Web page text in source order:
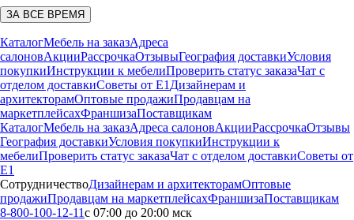
ЗА ВСЕ ВРЕМЯ
КаталогМебель на заказАдреса
салоновАкцииРассрочкаОтзывыГеография доставкиУсловия
покупкиИнструкции к мебелиПроверить статус заказаЧат с
отделом доставкиСоветы от Е1 Дизайнерам и
архитекторамОптовые продажиПродавцам на
маркетплейсахФраншизаПоставщикам
КаталогМебель на заказАдреса салоновАкцииРассрочкаОтзывы
География доставкиУсловия покупкиИнструкции к
мебелиПроверить статус заказаЧат с отделом доставкиСоветы от
Е1
СотрудничествоДизайнерам и архитекторамОптовые
продажиПродавцам на маркетплейсахФраншизаПоставщикам
8-800-100-12-11с 07:00 до 20:00 мск